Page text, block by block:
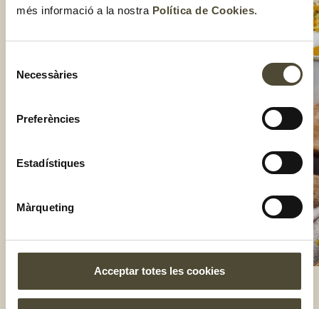
més informació a la nostra Política de Cookies.
Necessàries
Preferències
Estadístiques
Màrqueting
Acceptar totes les cookies